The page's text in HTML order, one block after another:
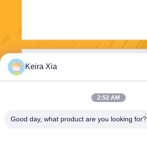
Keira Xia
2:52 AM
Good day, what product are you looking for?